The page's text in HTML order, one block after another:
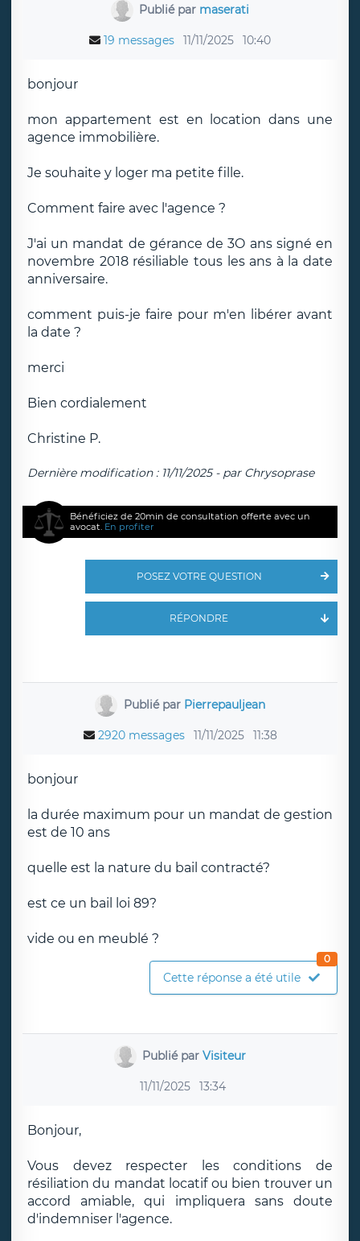
Publié par maserati
19 messages 11/11/2025 10:40
bonjour
mon appartement est en location dans une
agence immobilière.
Je souhaite y loger ma petite fille.
Comment faire avec l'agence ?
J'ai un mandat de gérance de 3O ans signé en
novembre 2018 résiliable tous les ans à la date
anniversaire.
comment puis-je faire pour m'en libérer avant
la date ?
merci
Bien cordialement
Christine P.
Dernière modification : 11/11/2025 - par Chrysoprase
Bénéficiez de 20min de consultation offerte avec un
avocat. En profiter
POSEZ VOTRE QUESTION
RÉPONDRE
Publié par Pierrepauljean
2920 messages 11/11/2025 11:38
bonjour
la durée maximum pour un mandat de gestion
est de 10 ans
quelle est la nature du bail contracté?
est ce un bail loi 89?
vide ou en meublé ?
Cette réponse a été utile
0
Publié parVisiteur
11/11/2025 13:34
Bonjour,
Vous devez respecter les conditions de
résiliation du mandat locatif ou bien trouver un
accord amiable, qui impliquera sans doute
d'indemniser l'agence.